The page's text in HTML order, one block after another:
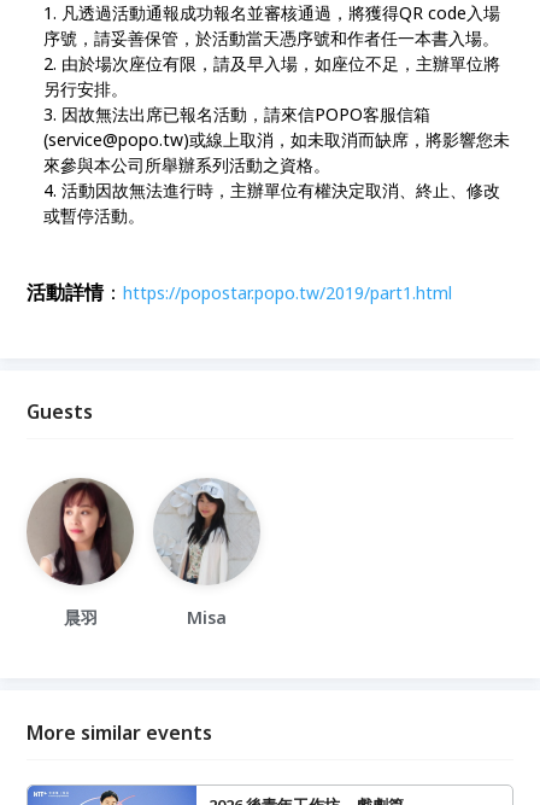
凡透過活動通報成功報名並審核通過，將獲得QR code入場
序號，請妥善保管，於活動當天憑序號和作者任一本書入場。
由於場次座位有限，請及早入場，如座位不足，主辦單位將
另行安排。
因故無法出席已報名活動，請來信POPO客服信箱
(service@popo.tw)或線上取消，如未取消而缺席，將影響您未
來參與本公司所舉辦系列活動之資格。
活動因故無法進行時，主辦單位有權決定取消、終止、修改
或暫停活動。
活動詳情：https://popostar.popo.tw/2019/part1.html
Guests
晨羽 Misa
More similar events